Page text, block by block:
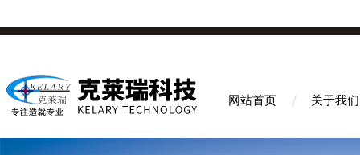
网站首页 关于我们